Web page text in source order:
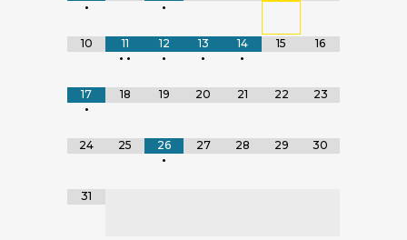
•
•
10
11
• •
12
•
13
•
14
•
15 16
17
•
18 19 20 21 22 23
24 25
26
•
27 28 29 30
31